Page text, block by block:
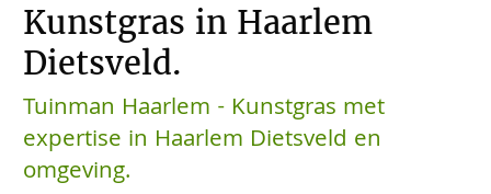
Kunstgras in Haarlem
Dietsveld.
Tuinman Haarlem - Kunstgras met
expertise in Haarlem Dietsveld en
omgeving.